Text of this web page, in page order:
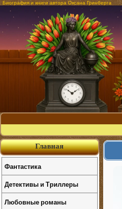
Биография и книги автора Оксана Гринберга
Главная
Фантастика
Детективы и Триллеры
Любовные романы